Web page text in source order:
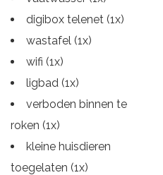
digibox telenet (1x)
wastafel (1x)
wifi (1x)
ligbad (1x)
verboden binnen te
roken (1x)
kleine huisdieren
toegelaten (1x)